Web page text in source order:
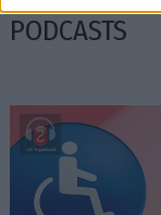
PODCASTS